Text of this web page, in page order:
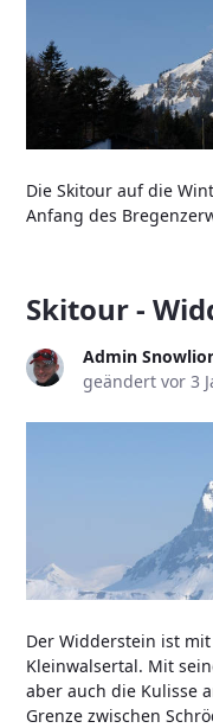
Die Skitour auf die
Anfang des
Skitour -
Admin
geändert vor 3
Der Widderstein ist
Kleinwalsertal. Mit
aber auch die Kulisse
Grenze zwischen